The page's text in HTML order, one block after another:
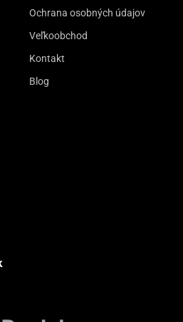
Ochrana osobných údajov
Veľkoobchod
Kontakt
Blog